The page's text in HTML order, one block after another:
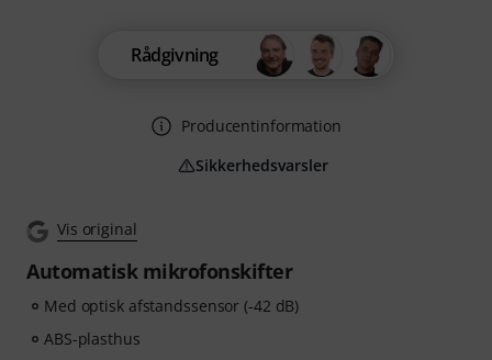
Vis original
Automatisk mikrofonskifter
Med optisk afstandssensor (-42 dB)
ABS-plasthus
Rådgivning
Producentinformation
Sikkerhedsvarsler